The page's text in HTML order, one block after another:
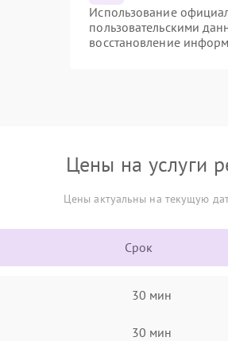
Использование
пользовательскими
восстановление
Цены на услуги
Цены актуальны на текущую
Срок
30 мин
30 мин